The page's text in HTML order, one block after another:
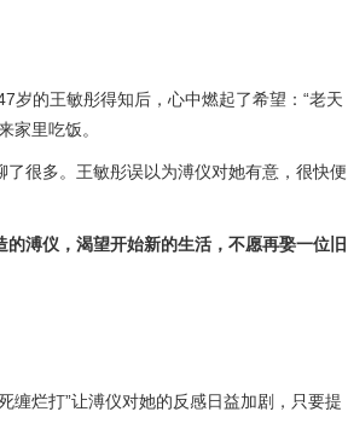
岁的王敏彤得知后，心中燃起了希望：“老天
家里吃饭。
很多。王敏彤误以为溥仪对她有意，很快便
的溥仪，渴望开始新的生活，不愿再娶一位旧
缠烂打”让溥仪对她的反感日益加剧，只要提